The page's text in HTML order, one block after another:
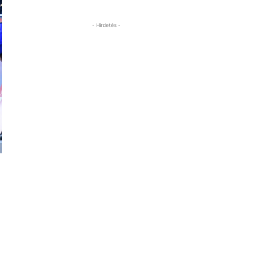
- Hirdetés -